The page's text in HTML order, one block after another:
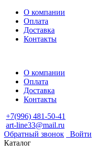
О компании
Оплата
Доставка
Контакты
О компании
Оплата
Доставка
Контакты
+7(996) 481-50-41
art-line33@mail.ru
Обратный звонок
Войти
Каталог